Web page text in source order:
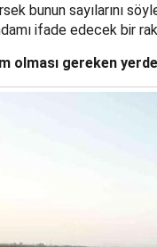
bunun sayılarını
ifade edecek bir
olması gereken